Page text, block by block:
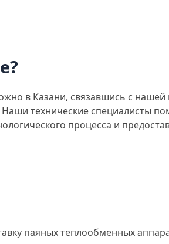
в Казани, связавшись с
технические специалисты
процесса и
паяных теплообменных